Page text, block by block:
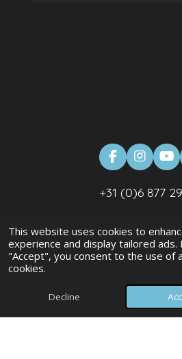
This website uses cookies to
experience and display tailored ads.
"Accept", you consent to the use of
cookies.
Decline
F
a
c
e
o
k
I
n
s
t
r
a
m
Y
o
u
T
e
+31 (0)6 877
Phone